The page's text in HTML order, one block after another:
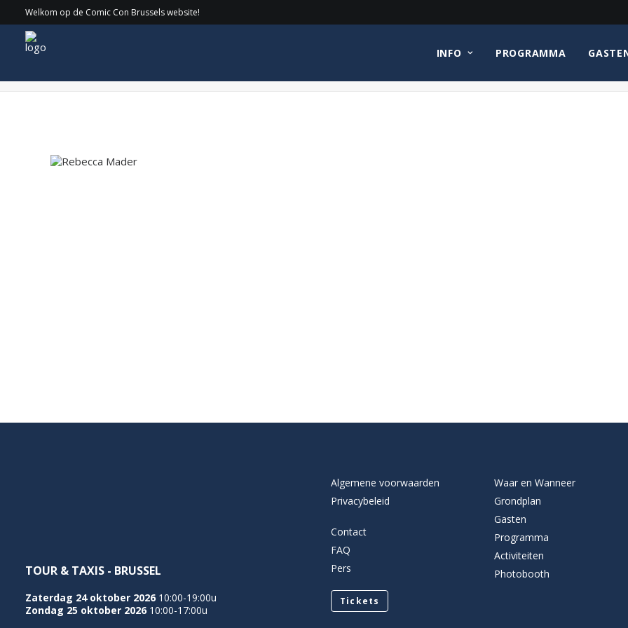
Welkom op de Comic Con Brussels website!
INFO PROGRAMMA
Rebecca Mader Cirkel logo kopie
TOUR & TAXIS - BRUSSEL
Zaterdag 24 oktober 2026 10:00-19:00u
Zondag 25 oktober 2026 10:00-17:00u
Algemene voorwaarden
Privacybeleid
Contact
FAQ
Pers
Tickets
Waar en Wanneer
Grondplan
Gasten
Programma
Activiteiten
Photobooth